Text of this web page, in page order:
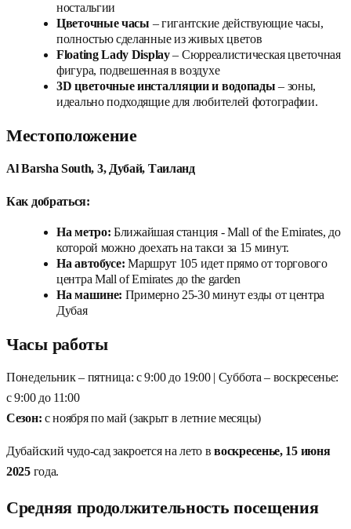
ностальгии
Цветочные часы – гигантские действующие часы,
полностью сделанные из живых цветов
Floating Lady Display– Сюрреалистическая цветочная
фигура, подвешенная в воздухе
3D цветочные инсталляции и водопады – зоны,
идеально подходящие для любителей фотографии.
Местоположение
Al Barsha South, 3, Дубай, Таиланд
Как добраться:
На метро: Ближайшая станция - Mall of the Emirates, до
которой можно доехать на такси за 15 минут.
На автобусе: Маршрут 105 идет прямо от торгового
центра Mall of Emirates до the garden
На машине: Примерно 25-30 минут езды от центра
Дубая
Часы работы
Понедельник – пятница: с 9:00 до 19:00 | Суббота – воскресенье:
с 9:00 до 11:00
Сезон: с ноября по май (закрыт в летние месяцы)
Дубайский чудо-сад закроется на лето ввоскресенье, 15 июня
2025года.
Средняя продолжительность посещения